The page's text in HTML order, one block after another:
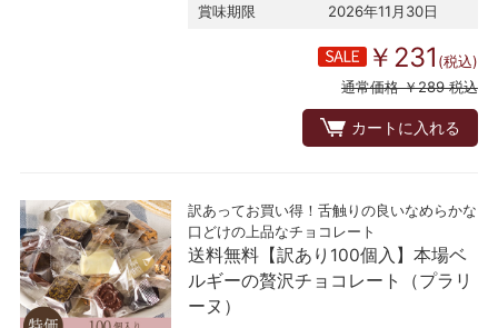
賞味期限
2026年11月30日
￥231 (税込)
通常価格 ￥289 税込
カートに入れる
訳あってお買い得！舌触りの良いなめらかな
口どけの上品なチョコレート
送料無料【訳あり100個入】本場ベ
ルギーの贅沢チョコレート（プラリ
ーヌ）